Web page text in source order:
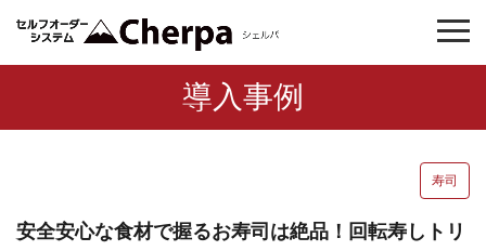
導入事例
寿司
安全安心な食材で握るお寿司は絶品！回転寿しトリ